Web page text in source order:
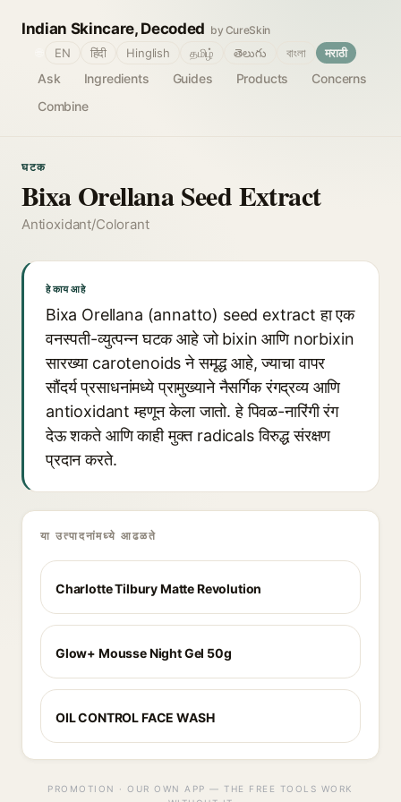
Indian Skincare, Decoded by CureSkin
Ask Ingredients Guides Products
Concerns
Combine
EN हिंदी Hinglish தமிழ் తెలుగు বাংলা मराठी
घटक
Bixa Orellana Seed Extract
Antioxidant/Colorant
हे काय आहे
Bixa Orellana (annatto) seed extract हा एक
वनस्पती-व्युत्पन्न घटक आहे जो bixin आणि norbixin
सारख्या carotenoids ने समृद्ध आहे, ज्याचा वापर
सौंदर्य प्रसाधनांमध्ये प्रामुख्याने नैसर्गिक रंगद्रव्य आणि
antioxidant म्हणून केला जातो. हे पिवळ-नारिंगी रंग
देऊ शकते आणि काही मुक्त radicals विरुद्ध संरक्षण
प्रदान करते.
या उत्पादनांमध्ये आढळते
Charlotte Tilbury Matte Revolution
Glow+ Mousse Night Gel 50g
OIL CONTROL FACE WASH
PROMOTION · OUR OWN APP — THE FREE TOOLS WORK